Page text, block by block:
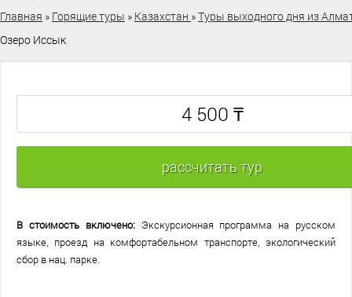
Главная » Горящие туры » Казахстан »Туры выходного дня из
Озеро Иссык
4 500 ₸
В стоимость включено: Экскурсионная программа на русском
языке, проезд на комфортабельном транспорте, экологический
сбор в нац. парке.